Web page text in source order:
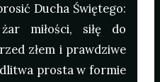
Ducha Świętego:
miłości, siłę do
złem i prawdziwe
prosta w formie